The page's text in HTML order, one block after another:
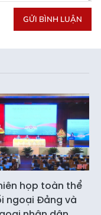
GỬI BÌNH LUẬN
họp toàn thể
ngoại Đảng và